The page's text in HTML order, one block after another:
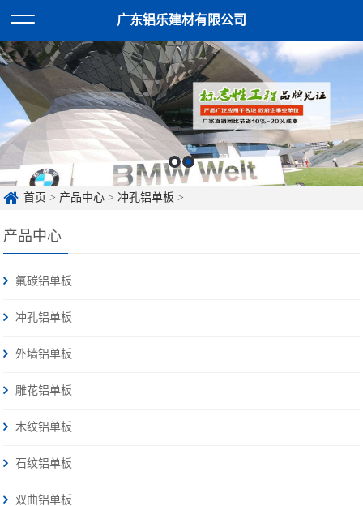
广东铝乐建材有限公司
首页 > 产品中心 >冲孔铝单板 >
产品中心
氟碳铝单板
冲孔铝单板
外墙铝单板
雕花铝单板
木纹铝单板
石纹铝单板
双曲铝单板